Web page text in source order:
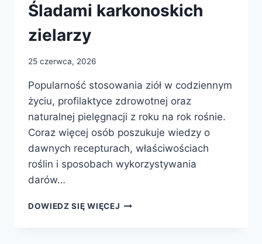
Śladami karkonoskich
zielarzy
25 czerwca, 2026
Popularność stosowania ziół w codziennym
życiu, profilaktyce zdrowotnej oraz
naturalnej pielęgnacji z roku na rok rośnie.
Coraz więcej osób poszukuje wiedzy o
dawnych recepturach, właściwościach
roślin i sposobach wykorzystywania
darów…
DOWIEDZ SIĘ WIĘCEJ ŚLADAMI